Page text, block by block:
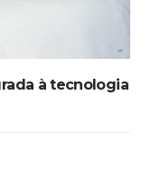
à tecnologia